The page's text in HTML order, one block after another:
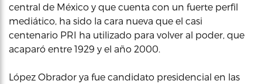
central de México y que cuenta con un fuerte perfil
mediático, ha sido la cara nueva que el casi
centenario PRI ha utilizado para volver al poder, que
acaparó entre 1929 y el año 2000.
López Obrador ya fue candidato presidencial en las